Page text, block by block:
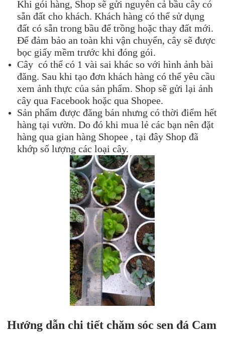
Khi gói hàng, Shop sẽ gửi nguyên cả bầu cây có
sẵn đất cho khách. Khách hàng có thể sử dụng
đất có sẵn trong bầu để trồng hoặc thay đất mới.
Để đảm bảo an toàn khi vận chuyển, cây sẽ được
bọc giấy mềm trước khi đóng gói.
Cây có thể có 1 vài sai khác so với hình ảnh bài
đăng. Sau khi tạo đơn khách hàng có thể yêu cầu
xem ảnh thực của sản phẩm. Shop sẽ gửi lại ảnh
cây qua Facebook hoặc qua Shopee.
Sản phẩm được đăng bán nhưng có thời điểm hết
hàng tại vườn. Do đó khi mua lẻ các bạn nên đặt
hàng qua gian hàng Shopee , tại đây Shop đã
khớp số lượng các loại cây.
Hướng dẫn chi tiết chăm sóc sen đá Cam